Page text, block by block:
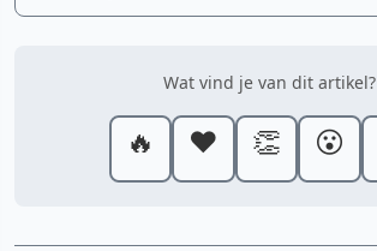
Wat vind je van dit artikel?
🔥 ❤️ 👏 😮